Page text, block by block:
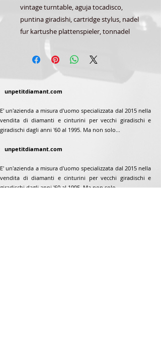
vintage turntable, aguja tocadisco,
puntina giradishi, cartridge stylus, nadel
fur kartushe plattenspieler, tonnadel
unpetitdiamant.com
E' un'azienda a misura d'uomo specializzata dal 2015 nella
vendita di diamanti e cinturini per vecchi giradischi e
giradischi dagli anni '60 al 1995. Ma non solo...
unpetitdiamant.com
E' un'azienda a misura d'uomo specializzata dal 2015 nella
vendita di diamanti e cinturini per vecchi giradischi e
giradischi dagli anni '60 al 1995. Ma non solo...